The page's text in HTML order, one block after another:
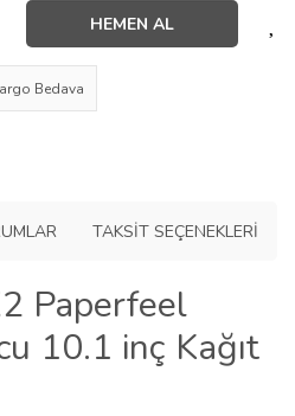
HEMEN AL
Bedava
TAKSIT SEÇENEKLERI
Paperfeel
10.1 inç Kağıt